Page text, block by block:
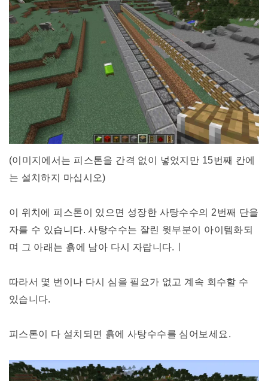
(이미지에서는 피스톤을 간격 없이 넣었지만 15번째 칸에
는 설치하지 마십시오)
이 위치에 피스톤이 있으면 성장한 사탕수수의 2번째 단을
자를 수 있습니다. 사탕수수는 잘린 윗부분이 아이템화되
며 그 아래는 흙에 남아 다시 자랍니다.ㅣ
따라서 몇 번이나 다시 심을 필요가 없고 계속 회수할 수
있습니다.
피스톤이 다 설치되면 흙에 사탕수수를 심어보세요.